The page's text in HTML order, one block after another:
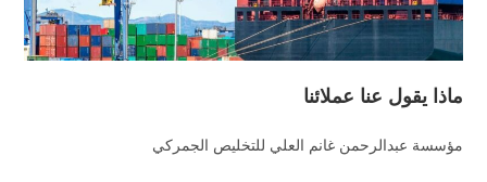
ماذا يقول عنا عملائنا
مؤسسة عبدالرحمن غانم العلي للتخليص الجمركي